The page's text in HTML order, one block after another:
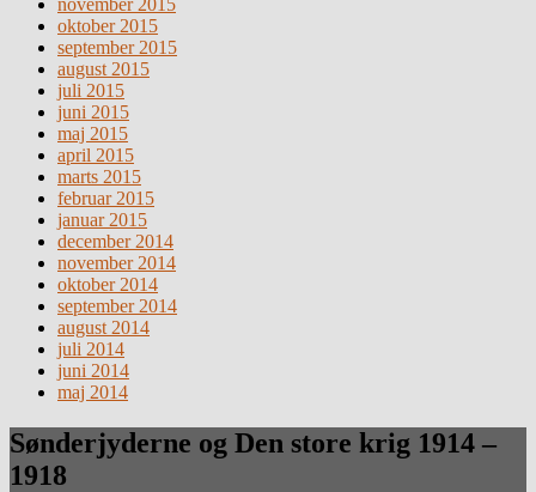
november 2015
oktober 2015
september 2015
august 2015
juli 2015
juni 2015
maj 2015
april 2015
marts 2015
februar 2015
januar 2015
december 2014
november 2014
oktober 2014
september 2014
august 2014
juli 2014
juni 2014
maj 2014
Sønderjyderne og Den store krig 1914 –
1918